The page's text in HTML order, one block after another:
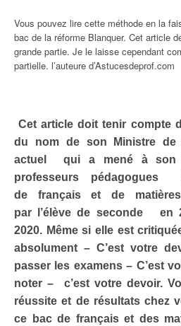
Vous pouvez lire cette méthode en la
bac de la réforme Blanquer. Cet article
grande partie. Je le laisse cependant
partielle. l’auteure d’Astucesdeprof.com
Cet article doit tenir compte
du nom de son Ministre de
actuel qui a mené à son
professeurs
de français et de
par l’élève de seconde en
2020. Même si elle est
absolument – C’est votre
passer les examens – C’est
noter – c’est votre devoir.
réussite et de résultats chez
ce bac de français et des